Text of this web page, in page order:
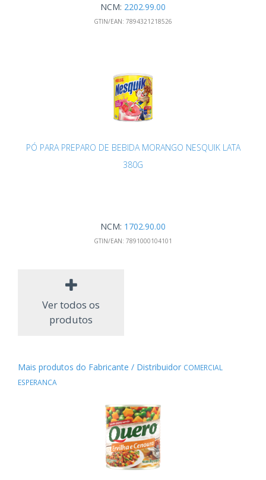
NCM: 2202.99.00
GTIN/EAN: 7894321218526
PÓ PARA PREPARO DE BEBIDA MORANGO NESQUIK LATA
380G
NCM: 1702.90.00
GTIN/EAN: 7891000104101
Ver todos os
produtos
Mais produtos do Fabricante / Distribuidor COMERCIAL
ESPERANCA